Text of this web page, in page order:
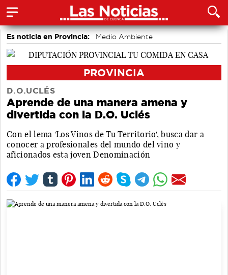
Es noticia en Provincia:
Medio Ambiente
accidentes laborales
PROVINCIA
D.O.UCLÉS
Aprende de una manera amena y
divertida con la D.O. Uclés
Con el lema 'Los Vinos de Tu Territorio', busca dar a
conocer a profesionales del mundo del vino y
aficionados esta joven Denominación